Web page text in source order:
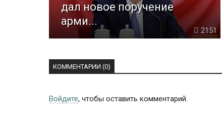
дал новое поручение
арми...
2151
КОММЕНТАРИИ (0)
Войдите, чтобы оставить комментарий.